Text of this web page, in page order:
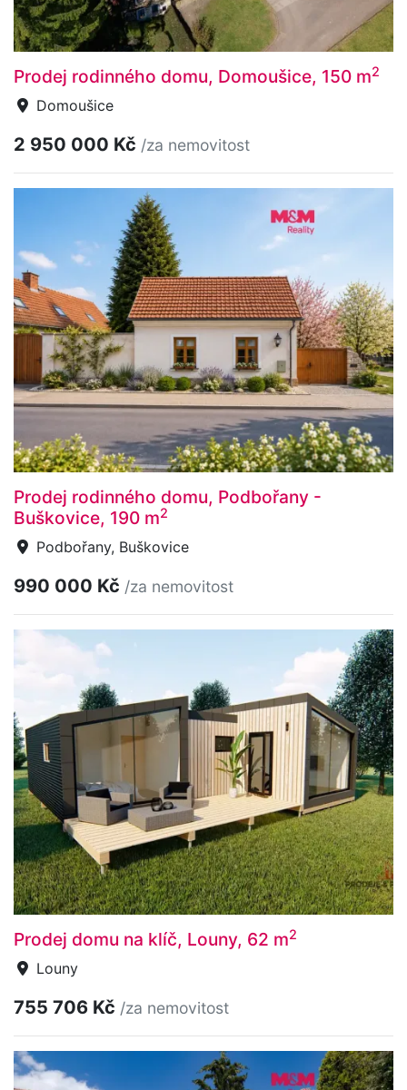
Prodej rodinného domu, Domoušice, 150 m2
Domoušice
2 950 000 Kč /za nemovitost
Prodej rodinného domu, Podbořany -
Buškovice, 190 m2
Podbořany, Buškovice
990 000 Kč /za nemovitost
Prodej domu na klíč, Louny, 62 m2
Louny
755 706 Kč /za nemovitost